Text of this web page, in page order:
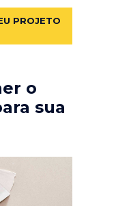
PROJETO
o
sua